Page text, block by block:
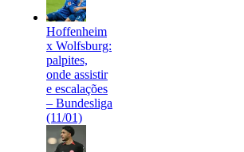
Hoffenheim
x Wolfsburg:
palpites,
onde assistir
e escalações
– Bundesliga
(11/01)